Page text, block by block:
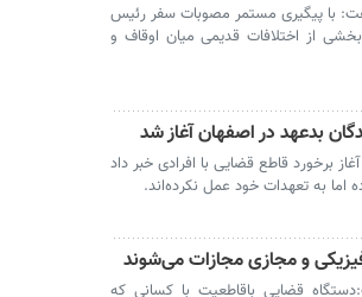
با پیگیری مستمر مصوبات سفر رئیس
از اختلافات قدیمی میان اوقاف و
بدعهد در اصفهان آغاز شد
برخورد قاطع قضایی با افرادی خبر داد
اما به تعهدات خود عمل نکرده‌اند.
و مجازی مجازات می‌شوند
قضایی باقاطعیت با کسانی که